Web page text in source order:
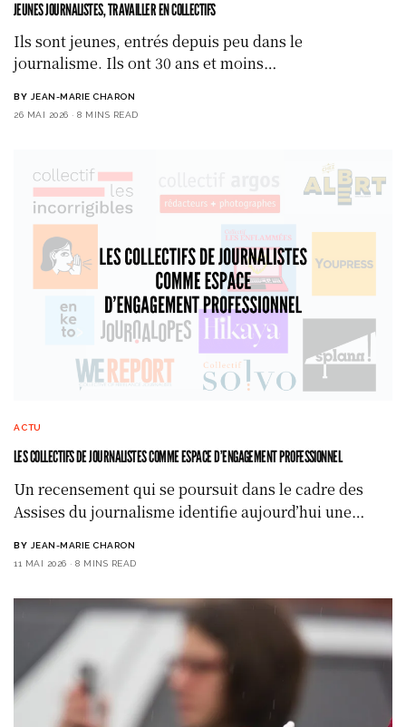
JEUNES JOURNALISTES, TRAVAILLER EN COLLECTIFS
Ils sont jeunes, entrés depuis peu dans le
journalisme. Ils ont 30 ans et moins…
BY JEAN-MARIE CHARON
26 MAI 2026
8 MINS READ
ACTU
LES COLLECTIFS DE JOURNALISTES COMME ESPACE D’ENGAGEMENT PROFESSIONNEL
Un recensement qui se poursuit dans le cadre des
Assises du journalisme identifie aujourd’hui une…
BY JEAN-MARIE CHARON
11 MAI 2026
8 MINS READ